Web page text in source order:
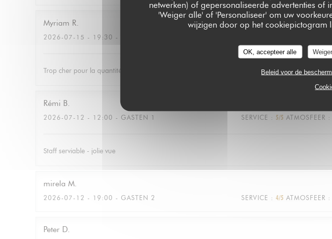
netwerken) of gepersonaliseerde advertenties
'Weiger alle' of 'Personaliseer' om uw
wijzigen door op het cookiepictogram
OK, accepteer alle
Beleid voor de
Myriam R
2026-07-15 - 19:30 - GASTEN 2
Trop cher pour la quantité
Rémi B
2026-07-12 - 12:00 - GASTEN 1 SERVICE : 5/5 ATMOSFEER :
Staff serviable - jolie vue
mirela M
2026-07-12 - 19:00 - GASTEN 2 SERVICE : 4/5 ATMOSFEER :
Peter D